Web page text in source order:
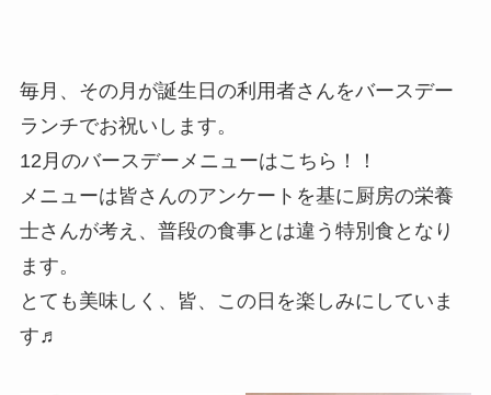
毎月、その月が誕生日の利用者さんをバースデー
ランチでお祝いします。
12月のバースデーメニューはこちら！！
メニューは皆さんのアンケートを基に厨房の栄養
士さんが考え、普段の食事とは違う特別食となり
ます。
とても美味しく、皆、この日を楽しみにしていま
す♬